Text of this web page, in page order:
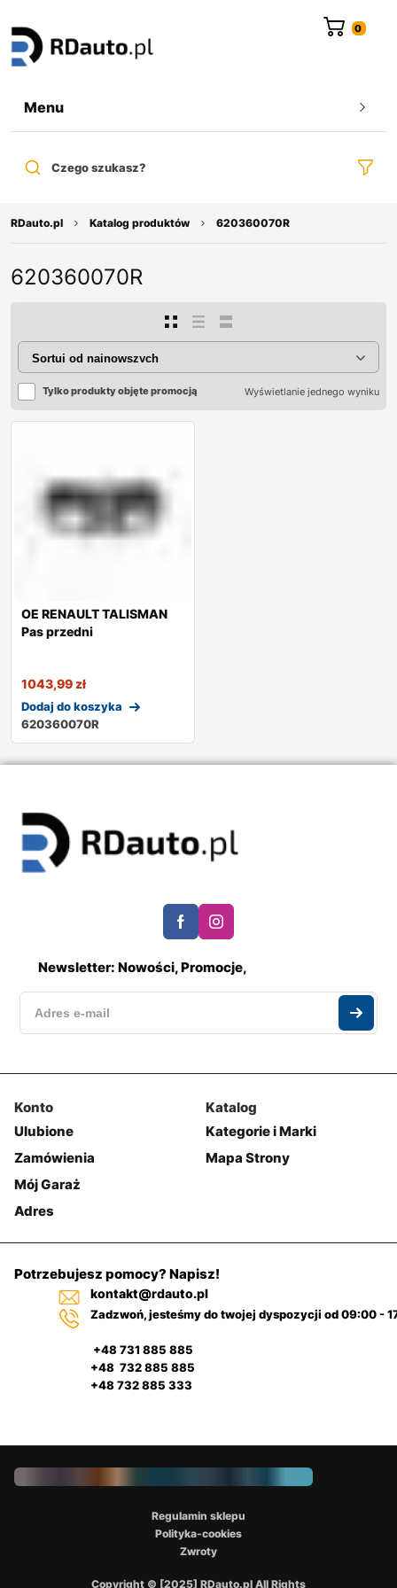
Menu
Czego szukasz?
RDauto.pl Katalog produktów 620360070R
620360070R
Tylko produkty objęte promocją Wyświetlanie jednego wyniku
OE RENAULT TALISMAN
Pas przedni
1043,99zł
Dodaj do koszyka
620360070R
Newsletter: Nowości, Promocje,
Konto
Ulubione
Zamówienia
Mój Garaż
Adres
Katalog
Kategorie i Marki
Mapa Strony
Potrzebujesz pomocy? Napisz!
kontakt@rdauto.pl
Zadzwoń, jesteśmy do twojej dyspozycji od 09:00 -
+48 731 885 885
+48 732 885 885
+48 732 885 333
Copyright © [2025] RDauto.pl All Rights
Regulamin sklepu
Polityka-cookies
Zwroty